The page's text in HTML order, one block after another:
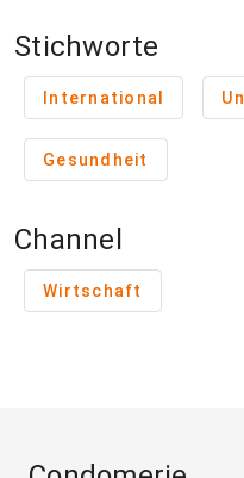
Stichworte
International
Gesundheit
Channel
Wirtschaft